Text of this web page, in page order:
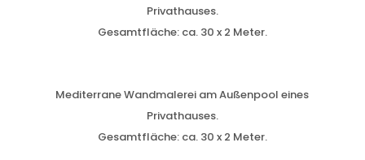
Privathauses.
Gesamtfläche: ca. 30 x 2 Meter.
Mediterrane Wandmalerei am Außenpool eines
Privathauses.
Gesamtfläche: ca. 30 x 2 Meter.